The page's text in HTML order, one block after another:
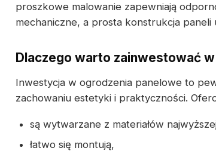
proszkowe malowanie zapewniają
mechaniczne, a prosta konstrukcja
Dlaczego warto zainwestować
Inwestycja w ogrodzenia panelowe to
zachowaniu estetyki i praktyczności.
są wytwarzane z materiałów
łatwo się montują,